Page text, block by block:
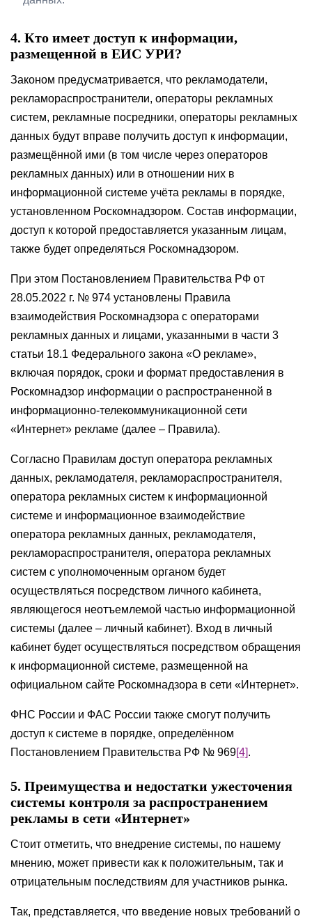
4. Кто имеет доступ к информации,
размещенной в ЕИС УРИ?
Законом предусматривается, что рекламодатели,
рекламораспространители, операторы рекламных
систем, рекламные посредники, операторы рекламных
данных будут вправе получить доступ к информации,
размещённой ими (в том числе через операторов
рекламных данных) или в отношении них в
информационной системе учёта рекламы в порядке,
установленном Роскомнадзором. Состав информации,
доступ к которой предоставляется указанным лицам,
также будет определяться Роскомнадзором.
При этом Постановлением Правительства РФ от
28.05.2022 г. № 974 установлены Правила
взаимодействия Роскомнадзора с операторами
рекламных данных и лицами, указанными в части 3
статьи 18.1 Федерального закона «О рекламе»,
включая порядок, сроки и формат предоставления в
Роскомнадзор информации о распространенной в
информационно-телекоммуникационной сети
«Интернет» рекламе (далее – Правила).
Согласно Правилам доступ оператора рекламных
данных, рекламодателя, рекламораспространителя,
оператора рекламных систем к информационной
системе и информационное взаимодействие
оператора рекламных данных, рекламодателя,
рекламораспространителя, оператора рекламных
систем с уполномоченным органом будет
осуществляться посредством личного кабинета,
являющегося неотъемлемой частью информационной
системы (далее – личный кабинет). Вход в личный
кабинет будет осуществляться посредством обращения
к информационной системе, размещенной на
официальном сайте Роскомнадзора в сети «Интернет».
ФНС России и ФАС России также смогут получить
доступ к системе в порядке, определённом
Постановлением Правительства РФ № 969[4].
5. Преимущества и недостатки ужесточения
системы контроля за распространением
рекламы в сети «Интернет»
Стоит отметить, что внедрение системы, по нашему
мнению, может привести как к положительным, так и
отрицательным последствиям для участников рынка.
Так, представляется, что введение новых требований о